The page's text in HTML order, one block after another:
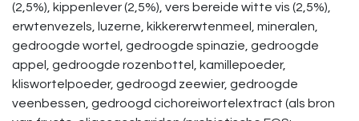
(2,5%), kippenlever (2,5%), vers bereide witte vis (2,5%),
erwtenvezels, luzerne, kikkererwtenmeel, mineralen,
gedroogde wortel, gedroogde spinazie, gedroogde
appel, gedroogde rozenbottel, kamillepoeder,
kliswortelpoeder, gedroogd zeewier, gedroogde
veenbessen, gedroogd cichoreiwortelextract (als bron